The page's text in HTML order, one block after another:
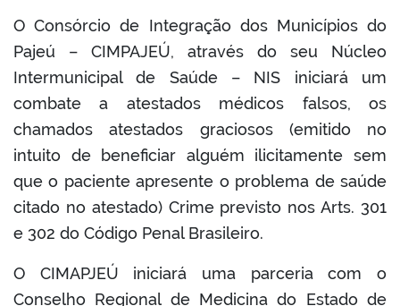
O Consórcio de Integração dos Municípios do
Pajeú – CIMPAJEÚ, através do seu Núcleo
Intermunicipal de Saúde – NIS iniciará um
combate a atestados médicos falsos, os
chamados atestados graciosos (emitido no
intuito de beneficiar alguém ilicitamente sem
que o paciente apresente o problema de saúde
citado no atestado) Crime previsto nos Arts. 301
e 302 do Código Penal Brasileiro.
O CIMAPJEÚ iniciará uma parceria com o
Conselho Regional de Medicina do Estado de